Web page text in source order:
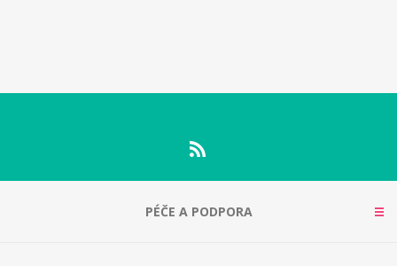
PÉČE A PODPORA